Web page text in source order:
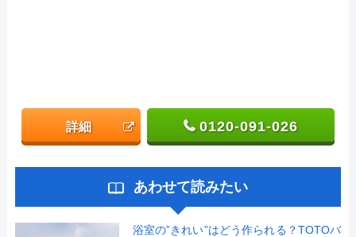
詳細 0120-091-026
あわせて読みたい
浴室の”きれい”はどう作られる？TOTOバ